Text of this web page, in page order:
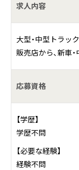
を営んでおります。
具体的には？
特に新車・中古車輸
確実に輸送するこ
系車両をはじめとし
求人内容
大型・中型トラッ
販売店から、新車
応募資格
【学歴】
学歴不問
【必要な経験】
経験不問